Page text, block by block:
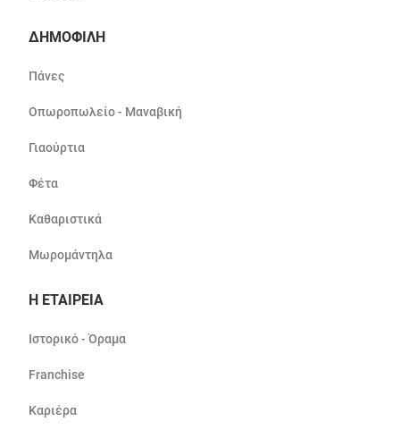
ΔΗΜΟΦΙΛΗ
Πάνες
Οπωροπωλείο - Μαναβική
Γιαούρτια
Φέτα
Καθαριστικά
Μωρομάντηλα
Η ΕΤΑΙΡΕΙΑ
Ιστορικό - Όραμα
Franchise
Καριέρα